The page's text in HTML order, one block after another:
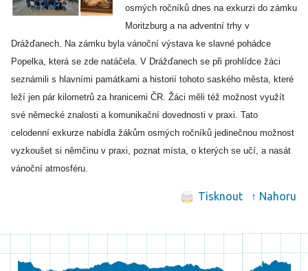
osmých ročníků dnes na exkurzi do zámku
Moritzburg a na adventní trhy v
Drážďanech. Na zámku byla vánoční výstava ke slavné pohádce
Popelka, která se zde natáčela. V Drážďanech se při prohlídce žáci
seznámili s hlavními památkami a historií tohoto saského města, které
leží jen pár kilometrů za hranicemi ČR. Žáci měli též možnost využít
své německé znalosti a komunikační dovednosti v praxi. Tato
celodenní exkurze nabídla žákům osmých ročníků jedinečnou možnost
vyzkoušet si němčinu v praxi, poznat místa, o kterých se učí, a nasát
vánoční atmosféru.
Tisknout ↑ Nahoru